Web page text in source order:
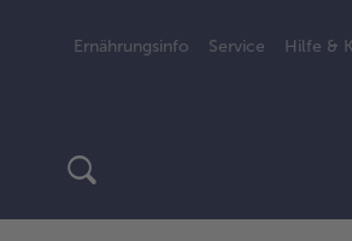
Ernährungsinfo Service Hilfe &